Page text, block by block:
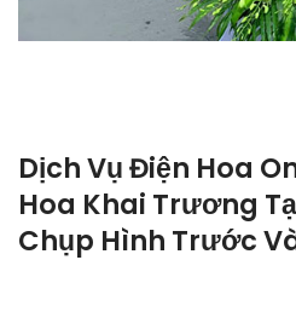
Dịch Vụ Điện Hoa
Hoa Khai Trương
Chụp Hình Trước